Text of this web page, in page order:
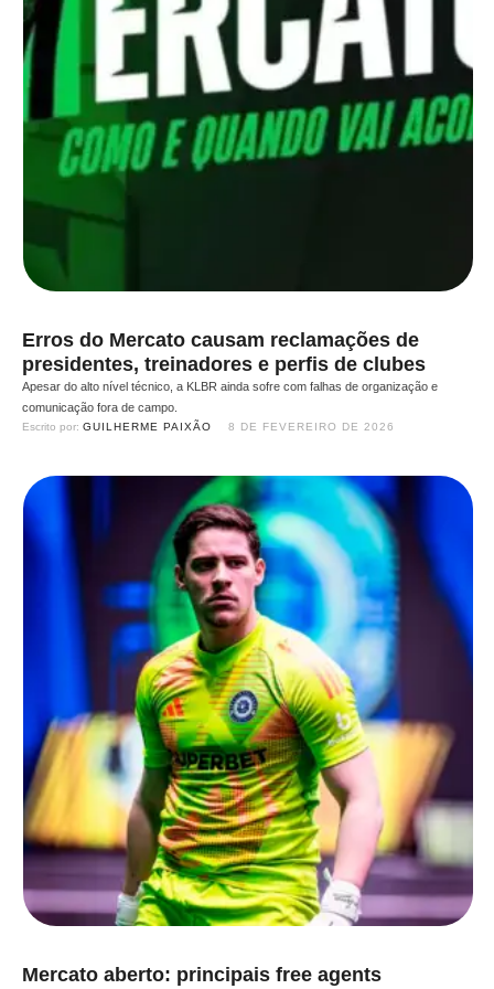
Erros do Mercato causam reclamações de
presidentes, treinadores e perfis de clubes
Apesar do alto nível técnico, a KLBR ainda sofre com falhas de organização e
comunicação fora de campo.
Escrito por: GUILHERME PAIXÃO 8 DE FEVEREIRO DE 2026
Mercato aberto: principais free agents